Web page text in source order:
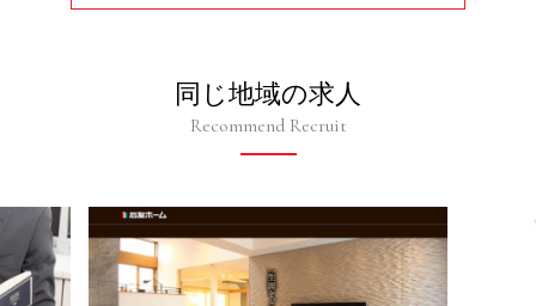
同じ地域の求人
Recommend Recruit